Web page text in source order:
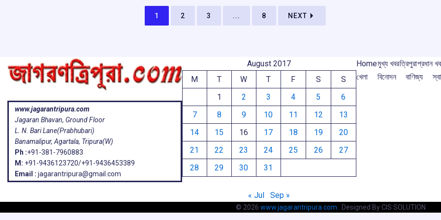
1 2 3 ... 8 NEXT
www.jagarantripura.com
Jagaran Bhavan, Ground Floor
L. N. Bari Lane(Prabhubari)
Banamalipur, Agartala, Tripura(W)
Ph :+91-381-7960883
M: +91-9436123720/+91-9436453389
Email : jagarantripura@gmail.com
August 2017
M
T W T F S
S
1
2 3 4 5
6
7
8 9 10 11 12
13
14
15 16 17 18 19
20
21
22 23 24 25 26
27
28
29 30 31
« Jul Sep »
Homeমুখ্য খবরত্রিপুরাপ্রধান
খেলা
বিনোদন বাণিজ্য
© 2026 www.jagarantripura.com . Designed By CIS SOLUTION